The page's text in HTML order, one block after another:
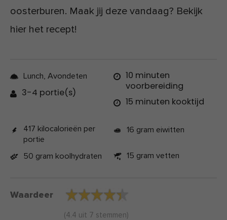
oosterburen. Maak jij deze vandaag? Bekijk
hier het recept!
Lunch, Avondeten
3-4 portie(s)
10 minuten
voorbereiding
15 minuten kooktijd
417 kilocalorieën per
portie
16 gram eiwitten
50 gram koolhydraten 15 gram vetten
Waardeer
(4.4 uit 7 stemmen)